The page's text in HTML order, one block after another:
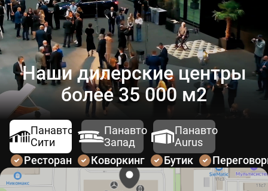
Наши дилерские центры
более 35 000 м2
Панавто
Сити
Панавто
Запад
Панавто
Aurus
Ресторан
Коворкинг Бутик